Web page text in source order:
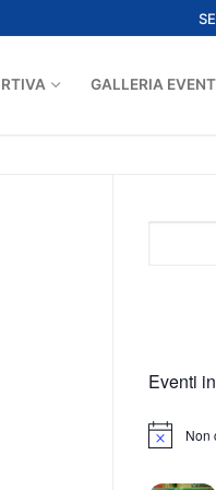
GALLERIA
Eventi
Notice Non